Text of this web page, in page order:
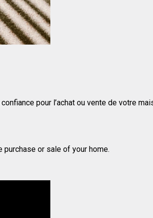
pour l’achat ou vente de votre
or sale of your home.